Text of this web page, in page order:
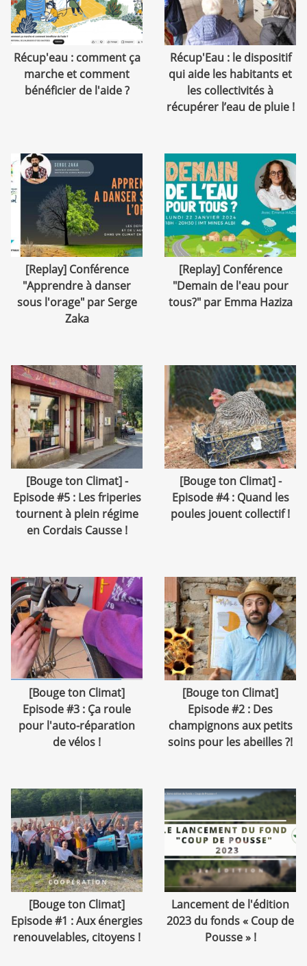
Récup'eau : comment ça
marche et comment
bénéficier de l'aide ?
Récup'Eau : le dispositif
qui aide les habitants et
les collectivités à
récupérer l’eau de pluie !
[Replay] Conférence
"Apprendre à danser
sous l'orage" par Serge
Zaka
[Replay] Conférence
"Demain de l'eau pour
tous?" par Emma Haziza
[Bouge ton Climat] -
Episode #5 : Les friperies
tournent à plein régime
en Cordais Causse !
[Bouge ton Climat] -
Episode #4 : Quand les
poules jouent collectif !
[Bouge ton Climat]
Episode #3 : Ça roule
pour l'auto-réparation
de vélos !
[Bouge ton Climat]
Episode #2 : Des
champignons aux petits
soins pour les abeilles ?!
[Bouge ton Climat]
Episode #1 : Aux énergies
renouvelables, citoyens !
Lancement de l'édition
2023 du fonds « Coup de
Pousse » !